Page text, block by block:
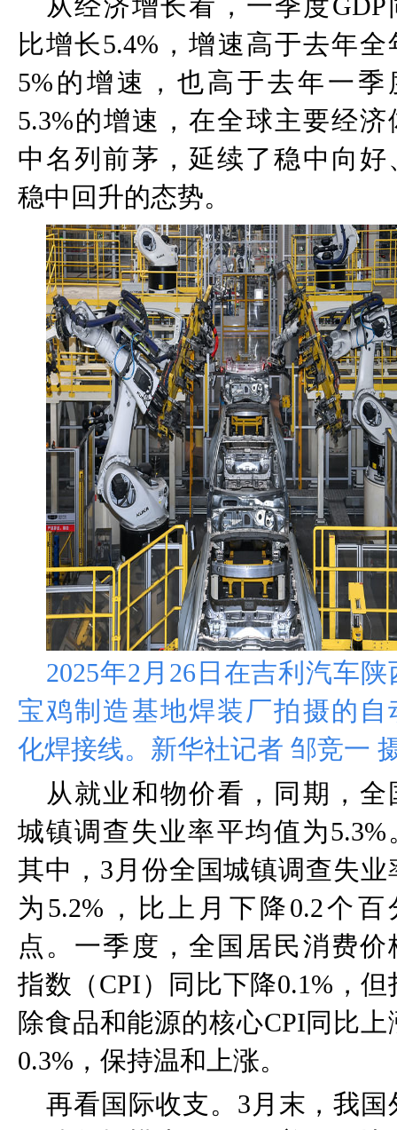
比增长5.4% ，增速高于去年全
5% 的增速，也高于去年一季
5.3%的增速，在全球主要经济
中名列前茅，延续了稳中向好
稳中回升的态势。
2025年2 月 26 日在吉利汽车陕
宝鸡制造基地焊装厂拍摄的自
化焊接线。新华社记者 邹竞一
从就业和物价看，同期，全
城镇调查失业率平均值为5.3%
其中， 3 月份全国城镇调查失业
为 5.2% ，比上月下降0.2个百
点。一季度，全国居民消费价
指数（CPI）同比下降0.1% ，
除食品和能源的核心CPI同比上
0.3% ，保持温和上涨。
再看国际收支。 3 月末，我国